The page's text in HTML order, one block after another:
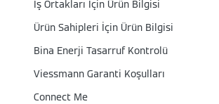
İş Ortakları İçin Ürün Bilgisi
Ürün Sahipleri İçin Ürün Bilgisi
Bina Enerji Tasarruf Kontrolü
Viessmann Garanti Koşulları
Connect Me